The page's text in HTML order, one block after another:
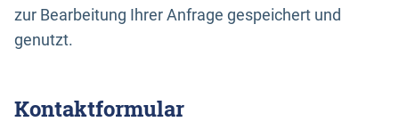
zur Bearbeitung Ihrer Anfrage gespeichert und
genutzt.
Kontaktformular